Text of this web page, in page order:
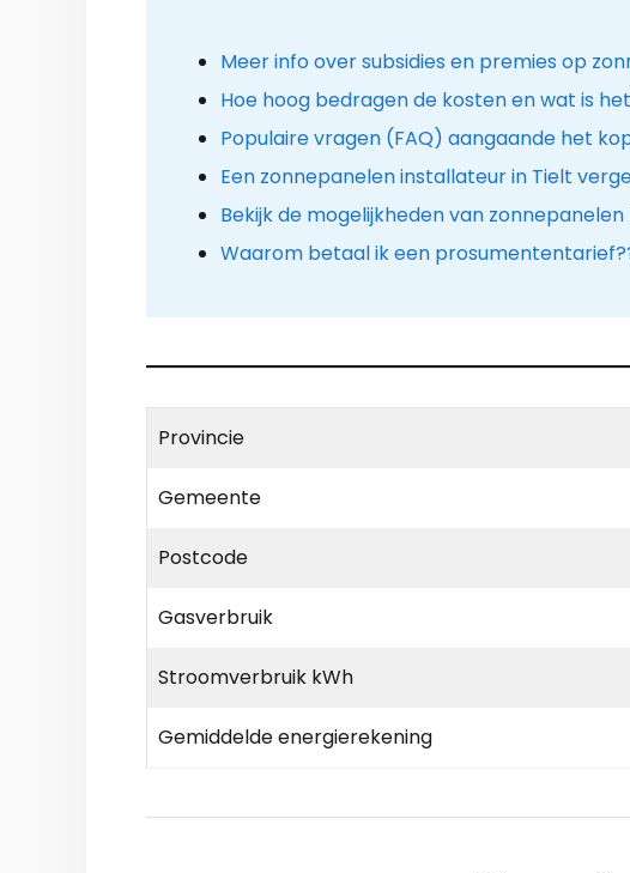
Meer info over subsidies en premies op
Hoe hoog bedragen de kosten en wat is
Populaire vragen (FAQ) aangaande het
Een zonnepanelen installateur in Tielt
Bekijk de mogelijkheden van
Waarom betaal ik een
Provincie
Gemeente
Postcode
Gasverbruik
Stroomverbruik kWh
Gemiddelde energierekening